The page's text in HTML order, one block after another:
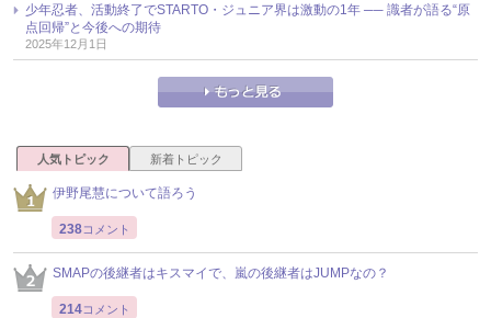
少年忍者、活動終了でSTARTO・ジュニア界は激動の1年 ── 識者が語る“原
点回帰”と今後への期待
2025年12月1日
人気トピック 新着トピック
伊野尾慧について語ろう
238コメント
SMAPの後継者はキスマイで、嵐の後継者はJUMPなの？
214コメント